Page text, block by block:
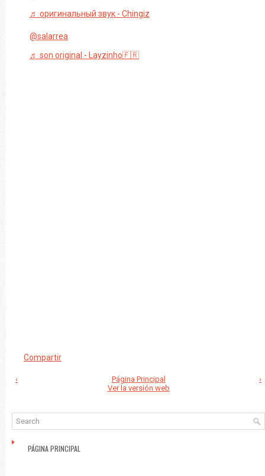
♬ оригинальный звук - Chingiz
@salarrea
♬ son original - Layzinho🇫🇷
Compartir
‹ ›
Página Principal
Ver la versión web
PÁGINA PRINCIPAL